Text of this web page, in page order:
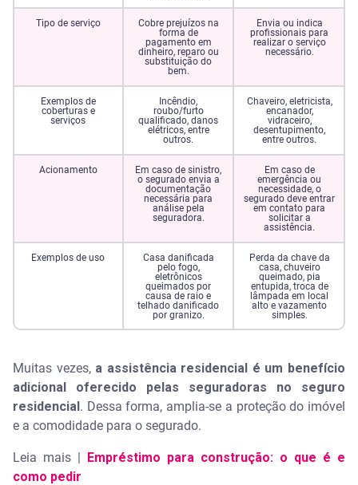
Tipo de serviço
Cobre prejuízos na
forma de
pagamento em
dinheiro, reparo ou
substituição do
bem.
Envia ou indica
profissionais para
realizar o serviço
necessário.
Exemplos de
coberturas e
serviços
Incêndio,
roubo/furto
qualificado, danos
elétricos, entre
outros.
Chaveiro, eletricista,
encanador,
vidraceiro,
desentupimento,
entre outros.
Acionamento
Em caso de sinistro,
o segurado envia a
documentação
necessária para
análise pela
seguradora.
Em caso de
emergência ou
necessidade, o
segurado deve entrar
em contato para
solicitar a
assistência.
Exemplos de uso
Casa danificada
pelo fogo,
eletrônicos
queimados por
causa de raio e
telhado danificado
por granizo.
Perda da chave da
casa, chuveiro
queimado, pia
entupida, troca de
lâmpada em local
alto e vazamento
simples.
Muitas vezes, a assistência residencial é um benefício
adicional oferecido pelas seguradoras no seguro
residencial . Dessa forma, amplia-se a proteção do imóvel
e a comodidade para o segurado.
Leia mais |
Empréstimo para construção: o que é e
como pedir